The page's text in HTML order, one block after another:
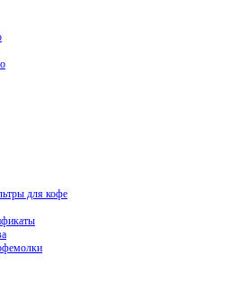
для кофе